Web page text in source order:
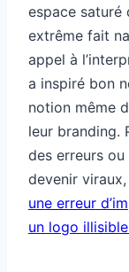
espace saturé
extrême fait
appel à
a inspiré bon
notion même
leur branding.
des erreurs
devenir
une erreur
un logo